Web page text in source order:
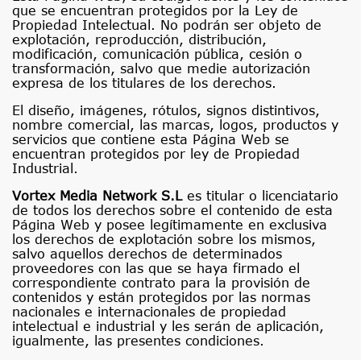
que se encuentran protegidos por la Ley de
Propiedad Intelectual. No podrán ser objeto de
explotación, reproducción, distribución,
modificación, comunicación pública, cesión o
transformación, salvo que medie autorización
expresa de los titulares de los derechos.
El diseño, imágenes, rótulos, signos distintivos,
nombre comercial, las marcas, logos, productos y
servicios que contiene esta Página Web se
encuentran protegidos por ley de Propiedad
Industrial.
Vortex Media Network S.Les titular o licenciatario
de todos los derechos sobre el contenido de esta
Página Web y posee legítimamente en exclusiva
los derechos de explotación sobre los mismos,
salvo aquellos derechos de determinados
proveedores con las que se haya firmado el
correspondiente contrato para la provisión de
contenidos y están protegidos por las normas
nacionales e internacionales de propiedad
intelectual e industrial y les serán de aplicación,
igualmente, las presentes condiciones.